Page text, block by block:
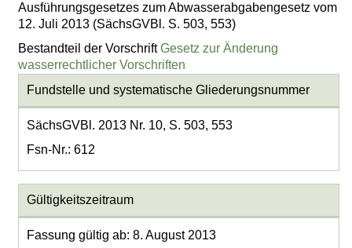
Ausführungsgesetzes zum Abwasserabgabengesetz vom
12. Juli 2013 (SächsGVBl. S. 503, 553)
Bestandteil der VorschriftGesetz zur Änderung
wasserrechtlicher Vorschriften
Fundstelle und systematische Gliederungsnummer
SächsGVBl. 2013 Nr. 10, S. 503, 553
Fsn-Nr.: 612
Gültigkeitszeitraum
Fassung gültig ab: 8. August 2013